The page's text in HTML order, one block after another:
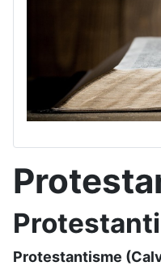
Protestantisme